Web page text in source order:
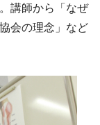
講師から「なぜ
会の理念」など